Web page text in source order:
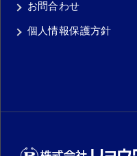
お問合わせ
個人情報保護方針